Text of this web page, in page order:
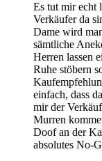
Es tut mir echt
Verkäufer da
Dame wird
sämtliche
Herren lassen
Ruhe stöbern
einfach, dass
mir der
Murren
Doof an der
absolutes No-